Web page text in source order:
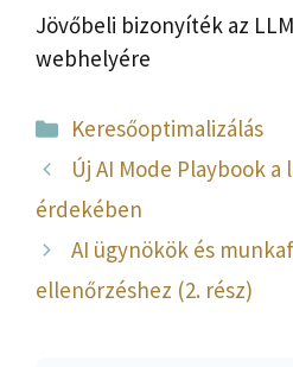
Jövőbeli bizonyíték az
webhelyére
Kategória
Keresőoptimalizálás
Új AI Mode Playbook a
érdekében
AI ügynökök és
ellenőrzéshez (2. rész)